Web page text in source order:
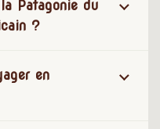
Patagonie du
?
en